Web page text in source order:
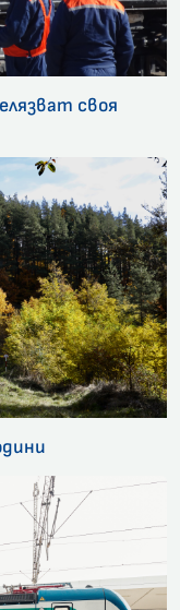
своя